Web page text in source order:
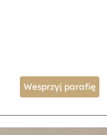
Wesprzyj parafię